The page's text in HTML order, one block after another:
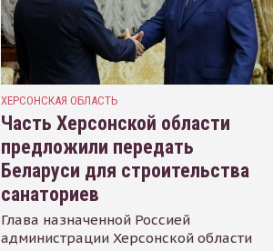
ХЕРСОНСКАЯ ОБЛАСТЬ
Часть Херсонской области
предложили передать
Беларуси для строительства
санаториев
Глава назначенной Россией
администрации Херсонской области